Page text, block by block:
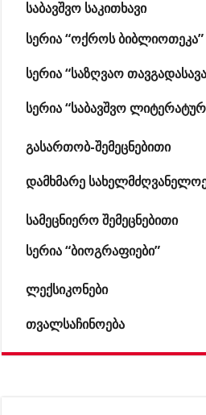
საბავშვო საკითხავი
სერია “ოქროს ბიბლიოთეკა”
სერია “საზღვაო
სერია “საბავშვო
გასართობ-შემეცნებითი
დამხმარე
სამეცნიერო შემეცნებითი
სერია “ბიოგრაფიები”
ლექსიკონები
თვალსაჩინოება